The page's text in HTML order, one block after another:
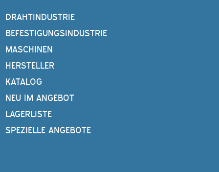
DRAHTINDUSTRIE
BEFESTIGUNGSINDUSTRIE
MASCHINEN
HERSTELLER
KATALOG
NEU IM ANGEBOT
LAGERLISTE
SPEZIELLE ANGEBOTE